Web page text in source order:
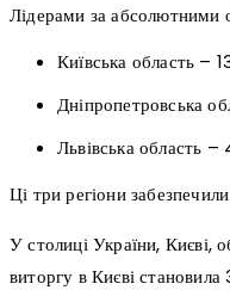
Лідерами за абсолютними
Київська область –
Дніпропетровська
Львівська область
Ці три регіони
У столиці України, Києві,
виторгу в Києві